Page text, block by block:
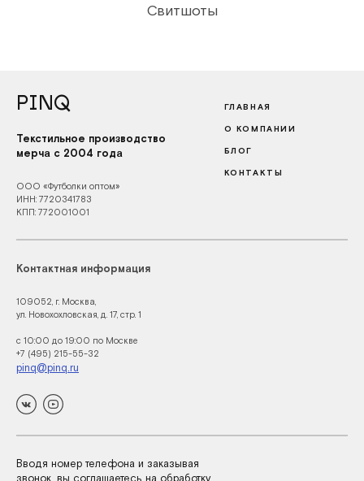
Свитшоты
PINQ
Текстильное производство
мерча с 2004 года
ООО «Футболки оптом»
ИНН: 7720341783
КПП: 772001001
ГЛАВНАЯ
О КОМПАНИИ
БЛОГ
КОНТАКТЫ
Контактная информация
109052, г. Москва,
ул. Новохохловская, д. 17, стр. 1
с 10:00 до 19:00 по Москве
+7 (495) 215-55-32
pinq@pinq.ru
Вводя номер телефона и заказывая
звонок, вы соглашаетесь на обработку